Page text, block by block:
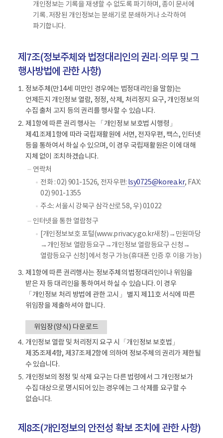
개인정보는 기록을 재생할 수 없도록 파기하며, 종이 문서에
기록․저장된 개인정보는 분쇄기로 분쇄하거나 소각하여
파기합니다.
제7조(정보주체와 법정대리인의 권리·의무 및 그
행사방법에 관한 사항)
1. 정보주체(만14세 미만인 경우에는 법정대리인을 말함)는
언제든지 개인정보 열람, 정정, 삭제, 처리정지 요구, 개인정보의
수집 출처 고지 등의 권리를 행사할 수 있습니다.
2. 제1항에 따른 권리 행사는 「개인정보 보호법 시행령」
제41조제1항에 따라 국립재활원에 서면, 전자우편, 팩스, 인터넷
등을 통하여서 하실 수 있으며, 이 경우 국립재활원은 이에 대해
지체 없이 조치하겠습니다.
연락처
전화 : 02) 901-1526, 전자우편: lsy0725@korea.kr, FAX:
02) 901-1355
주소: 서울시 강북구 삼각산로 58, 우) 01022
인터넷을 통한 열람청구
[개인정보보호 포털(www.privacy.go.kr새창)→민원마당
→개인정보 열람등요구→개인정보 열람등요구 신청→
열람등요구 신청]에서 청구 가능(휴대폰 인증 후 이용 가능)
3. 제1항에 따른 권리행사는 정보주체의 법정대리인이나 위임을
받은 자 등 대리인을 통하여서 하실 수 있습니다. 이 경우
「개인정보 처리 방법에 관한 고시」 별지 제11호 서식에 따른
위임장을 제출하셔야 합니다.
위임장(양식) 다운로드
4. 개인정보 열람 및 처리정지 요구 시「개인정보 보호법」
제35조제4항, 제37조제2항에 의하여 정보주체의 권리가 제한될
수 있습니다.
5. 개인정보의 정정 및 삭제 요구는 다른 법령에서 그 개인정보가
수집 대상으로 명시되어 있는 경우에는 그 삭제를 요구할 수
없습니다.
제8조(개인정보의 안전성 확보 조치에 관한 사항)